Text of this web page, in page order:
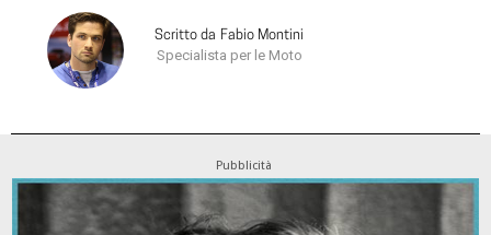
Scritto da Fabio Montini
Specialista per le Moto
Pubblicità